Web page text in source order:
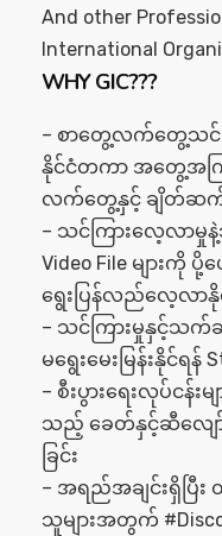
And other
International
WHY GIC???
– စာတွေ့လက်တွေ့သင်က
နိုင်ငံတကာ အတွေ့အကြုံ
လက်တွေ့နှင့် ချိတ်ဆက်သ
– သင်ကြားလေ့လာမှုနဲ့
Video File များကို
ရွေးပြန်လည်လေ့လာနိုင်
– သင်ကြားမှုနှင့်သက်
မရွေးမေးမြန်းနိုင်ရန်
– စီးပွားရေးလုပ်ငန်
သည့် ခေတ်နှင့်ဆီလျေ
ခြင်း
– အရည်အချင်းရှိပြီ
သူများအတွက်